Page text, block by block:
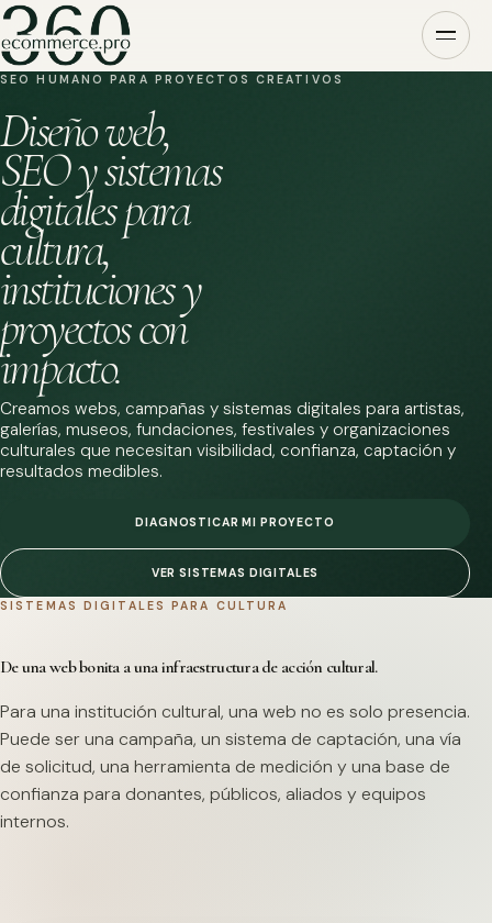
SEO HUMANO PARA PROYECTOS CREATIVOS
Diseño web,
SEO y sistemas
digitales para
cultura,
instituciones y
proyectos con
impacto.
Creamos webs, campañas y sistemas digitales para artistas,
galerías, museos, fundaciones, festivales y organizaciones
culturales que necesitan visibilidad, confianza, captación y
resultados medibles.
DIAGNOSTICAR MI PROYECTO
VER SISTEMAS DIGITALES
SISTEMAS DIGITALES PARA CULTURA
De una web bonita a una infraestructura de acción cultural.
Para una institución cultural, una web no es solo presencia.
Puede ser una campaña, un sistema de captación, una vía
de solicitud, una herramienta de medición y una base de
confianza para donantes, públicos, aliados y equipos
internos.